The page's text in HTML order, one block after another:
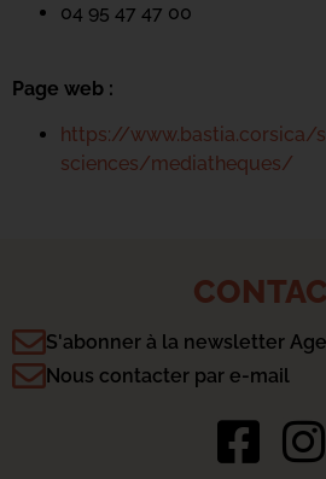
04 95 47 47 00
Page web :
https://www.bastia.corsica/
sciences/mediatheques/
S'abonner à la newsletter
Nous contacter par e-mail